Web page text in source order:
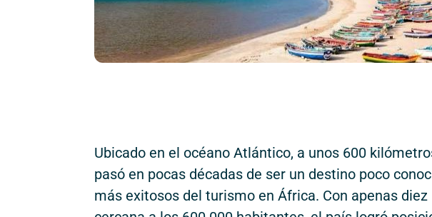
Ubicado en el océano Atlántico, a unos 600
pasó en pocas décadas de ser un destino poco
más exitosos del turismo en África. Con apenas